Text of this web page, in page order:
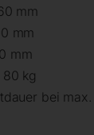
mm
mm
mm
kg
bei